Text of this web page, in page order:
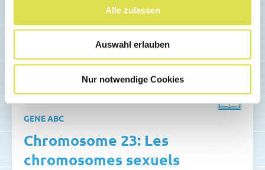
Alle zulassen
Auswahl erlauben
Nur notwendige Cookies
GENE ABC
Chromosome 23: Les
chromosomes sexuels